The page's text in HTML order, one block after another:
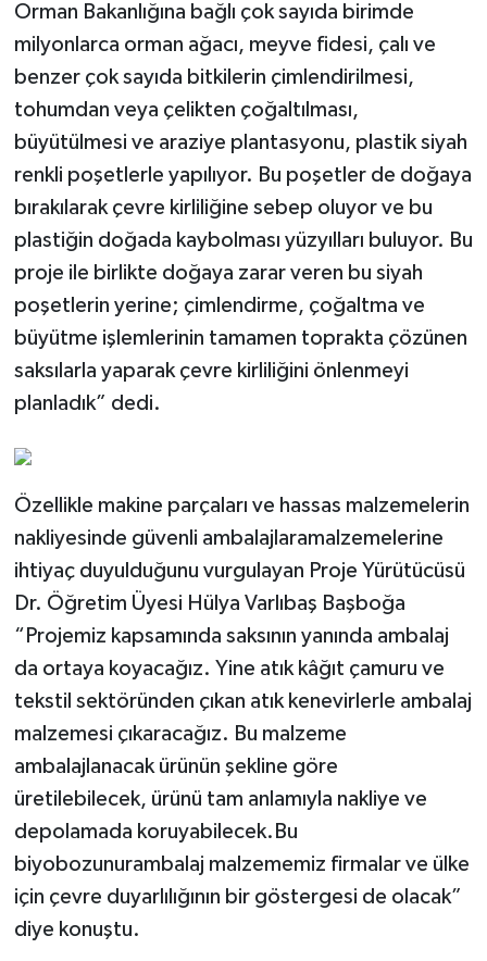
Orman Bakanlığına bağlı çok sayıda birimde
milyonlarca orman ağacı, meyve fidesi, çalı ve
benzer çok sayıda bitkilerin çimlendirilmesi,
tohumdan veya çelikten çoğaltılması,
büyütülmesi ve araziye plantasyonu, plastik siyah
renkli poşetlerle yapılıyor. Bu poşetler de doğaya
bırakılarak çevre kirliliğine sebep oluyor ve bu
plastiğin doğada kaybolması yüzyılları buluyor. Bu
proje ile birlikte doğaya zarar veren bu siyah
poşetlerin yerine; çimlendirme, çoğaltma ve
büyütme işlemlerinin tamamen toprakta çözünen
saksılarla yaparak çevre kirliliğini önlenmeyi
planladık” dedi.
Özellikle makine parçaları ve hassas malzemelerin
nakliyesinde güvenli ambalajlaramalzemelerine
ihtiyaç duyulduğunu vurgulayan Proje Yürütücüsü
Dr. Öğretim Üyesi Hülya Varlıbaş Başboğa
“Projemiz kapsamında saksının yanında ambalaj
da ortaya koyacağız. Yine atık kâğıt çamuru ve
tekstil sektöründen çıkan atık kenevirlerle ambalaj
malzemesi çıkaracağız. Bu malzeme
ambalajlanacak ürünün şekline göre
üretilebilecek, ürünü tam anlamıyla nakliye ve
depolamada koruyabilecek.Bu
biyobozunurambalaj malzememiz firmalar ve ülke
için çevre duyarlılığının bir göstergesi de olacak”
diye konuştu.